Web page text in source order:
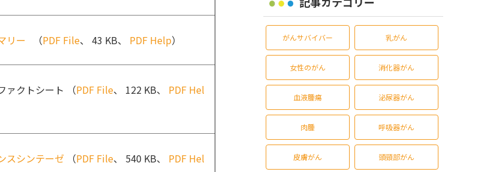
リー （PDF File、 43 KB、 PDF Help）
ァクトシート （PDF File、 122 KB、 PDF Hel
スシンテーゼ （PDF File、 540 KB、 PDF Hel
がんサバイバー 乳がん
女性のがん 消化器がん
血液腫瘍 泌尿器がん
肉腫 呼吸器がん
皮膚がん 頭頸部がん